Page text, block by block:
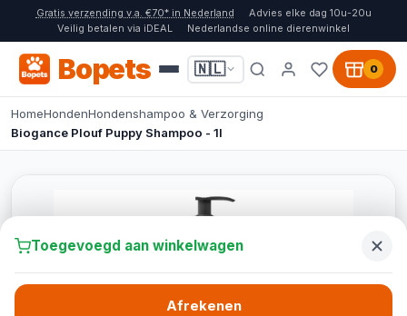
Gratis verzending v.a. €70* in Nederland
Advies elke dag 10u-20u
Veilig betalen via iDEAL
Nederlandse online dierenwinkel
Bopets 🇳🇱 0
HomeHondenHondenshampoo & Verzorging
Biogance Plouf Puppy Shampoo - 1l
Toegevoegd aan winkelwagen
Afrekenen